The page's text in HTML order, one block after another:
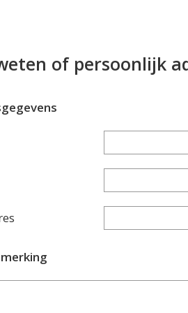
of persoonlijk